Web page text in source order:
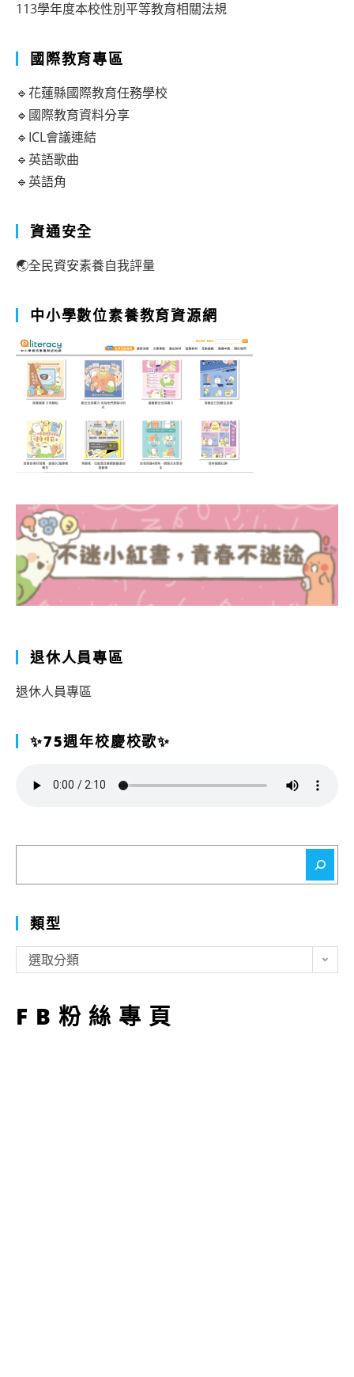
113學年度本校性別平等教育相關法規
國際教育專區
🔹花蓮縣國際教育任務學校
🔹國際教育資料分享
🔹ICL會議連結
🔹英語歌曲
🔹英語角
資通安全
🌏全民資安素養自我評量
中小學數位素養教育資源網
退休人員專區
退休人員專區
✨75週年校慶校歌✨
類型
型
選取分類
FB粉絲專頁